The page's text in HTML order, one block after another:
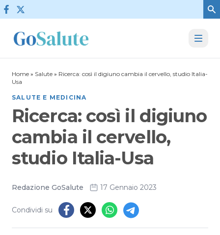
Vai al contenuto
Home » Salute » Ricerca: così il digiuno cambia il cervello, studio Italia-
Usa
SALUTE E MEDICINA
Ricerca: così il digiuno
cambia il cervello,
studio Italia-Usa
Redazione GoSalute 17 Gennaio 2023
Condividi su